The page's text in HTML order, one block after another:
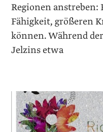
Regionen anstreben:
Fähigkeit, größeren
können. Während
Jelzins etwa